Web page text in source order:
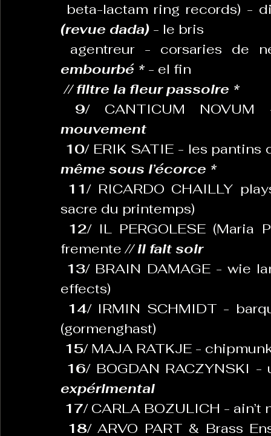
beta-lactam ring records) -
(revue dada) - le bris
agentreur - corsaries
embourbé * - el fin
// filtre la fleur passoire *
9/ CANTICUM
mouvement
10/ ERIK SATIE - les pantins
même sous l’écorce *
11/ RICARDO CHAILLY
sacre du printemps)
12/ IL PERGOLESE (Maria
fremente // il fait soir
13/ BRAIN DAMAGE - wie
effects)
14/ IRMIN SCHMIDT -
(gormenghast)
15/ MAJA RATKJE -
16/ BOGDAN RACZYNSKI
expérimental
17/ CARLA BOZULICH -
18/ ARVO PART & Brass